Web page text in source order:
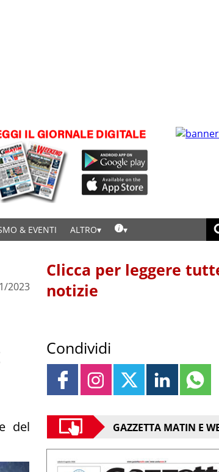
& EVENTI ALTRO
2023
del
Clicca per leggere
notizie
Condividi
GAZZETTA MATIN E